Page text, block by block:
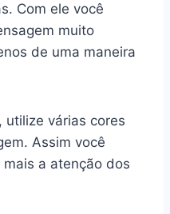
Com ele você
muito
de uma maneira
utilize várias cores
Assim você
a atenção dos